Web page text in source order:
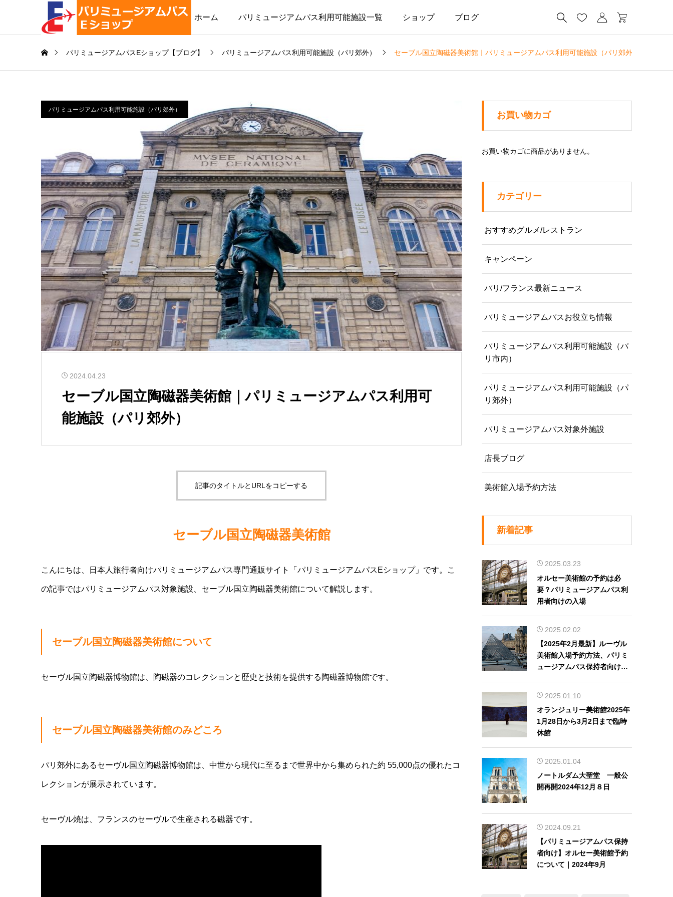
ホーム パリミュージアムパス利用可能施設一覧 ショップ ブログ    
パリミュージアムパスEショップ【ブログ】 パリミュージアムパス利用可能施設（パリ郊外） セーブル国立陶磁器美術館｜パリミュージアムパス利用可能施設（パリ郊外）
パリミュージアムパス利用可能施設（パリ郊外）
2024.04.23
セーブル国立陶磁器美術館｜パリミュージアムパス利用可
能施設（パリ郊外）
記事のタイトルとURLをコピーする
セーブル国立陶磁器美術館
こんにちは、日本人旅行者向けパリミュージアムパス専門通販サイト「パリミュージアムパスEショップ」です。こ
の記事ではパリミュージアムパス対象施設、セーブル国立陶磁器美術館について解説します。
セーブル国立陶磁器美術館について
セーヴル国立陶磁器博物館は、陶磁器のコレクションと歴史と技術を提供する陶磁器博物館です。
セーブル国立陶磁器美術館のみどころ
パリ郊外にあるセーヴル国立陶磁器博物館は、中世から現代に至るまで世界中から集められた約 55,000点の優れたコ
レクションが展示されています。
セーヴル焼は、フランスのセーヴルで生産される磁器です。
お買い物カゴ
お買い物カゴに商品がありません。
カテゴリー
おすすめグルメ/レストラン
キャンペーン
パリ/フランス最新ニュース
パリミュージアムパスお役立ち情報
パリミュージアムパス利用可能施設（パ
リ市内）
パリミュージアムパス利用可能施設（パ
リ郊外）
パリミュージアムパス対象外施設
店長ブログ
美術館入場予約方法
新着記事
2025.03.23
オルセー美術館の予約は必
要？パリミュージアムパス利
用者向けの入場
2025.02.02
【2025年2月最新】ルーヴル
美術館入場予約方法、パリミ
ュージアムパス保持者向け日
2025.01.10
オランジュリー美術館2025年
1月28日から3月2日まで臨時
休館
2025.01.04
ノートルダム大聖堂 一般公
開再開2024年12月８日
2024.09.21
【パリミュージアムパス保持
者向け】オルセー美術館予約
について｜2024年9月